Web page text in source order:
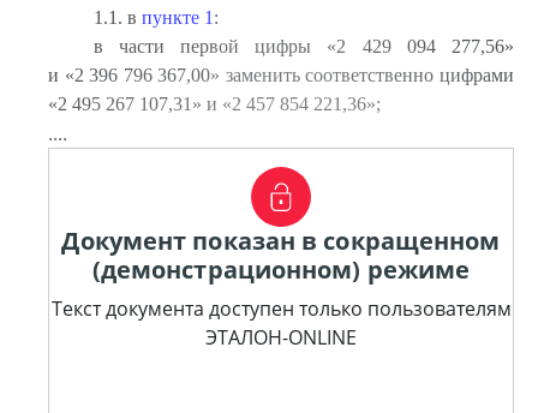
1.1. в пункте 1 :
в части первой цифры «2 429 094 277,56»
и «2 396 796 367,00» заменить соответственно цифрами
«2 495 267 107,31» и «2 457 854 221,36»;
....
Документ показан в сокращенном
(демонстрационном) режиме
Текст документа доступен только пользователям
ЭТАЛОН-ONLINE